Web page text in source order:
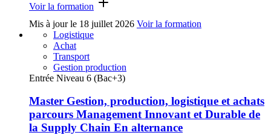
Voir la formation
Mis à jour le 18 juillet 2026 Voir la formation
Logistique
Achat
Transport
Gestion production
Entrée Niveau 6 (Bac+3)
Master Gestion, production, logistique et achats
parcours Management Innovant et Durable de
la Supply Chain En alternance